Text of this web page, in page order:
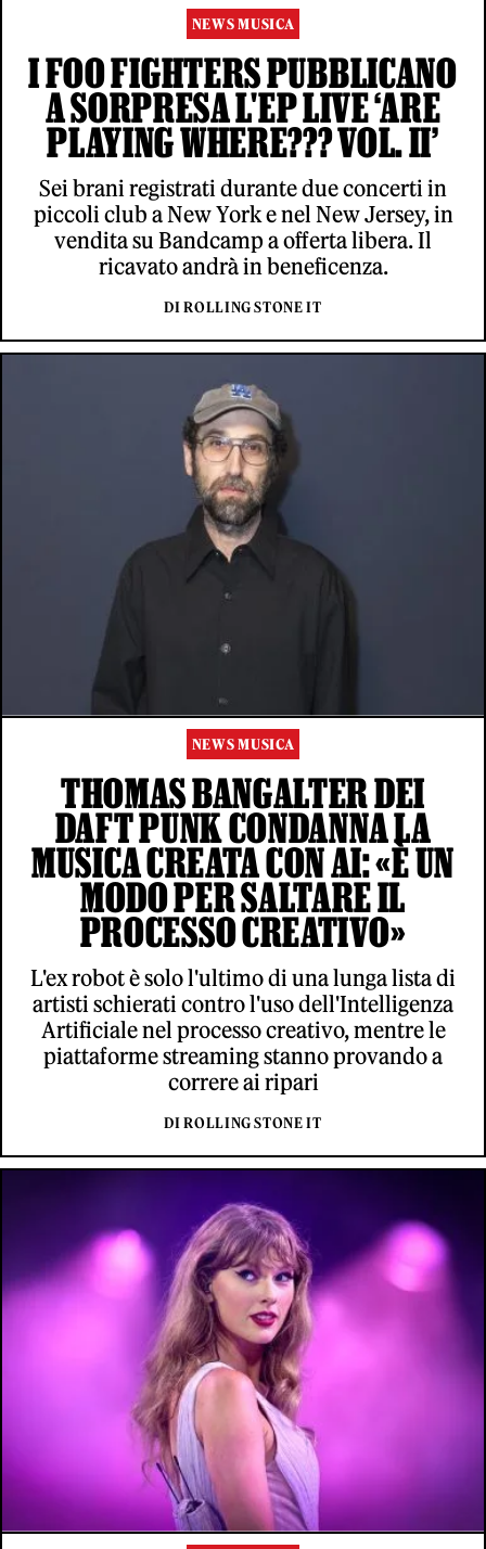
NEWS MUSICA
I FOO FIGHTERS PUBBLICANO
A SORPRESA L'EP LIVE ‘ARE
PLAYING WHERE??? VOL. II’
Sei brani registrati durante due concerti in
piccoli club a New York e nel New Jersey, in
vendita su Bandcamp a offerta libera. Il
ricavato andrà in beneficenza.
DI ROLLING STONE IT
NEWS MUSICA
THOMAS BANGALTER DEI
DAFT PUNK CONDANNA LA
MUSICA CREATA CON AI: «È UN
MODO PER SALTARE IL
PROCESSO CREATIVO»
L'ex robot è solo l'ultimo di una lunga lista di
artisti schierati contro l'uso dell'Intelligenza
Artificiale nel processo creativo, mentre le
piattaforme streaming stanno provando a
correre ai ripari
DI ROLLING STONE IT